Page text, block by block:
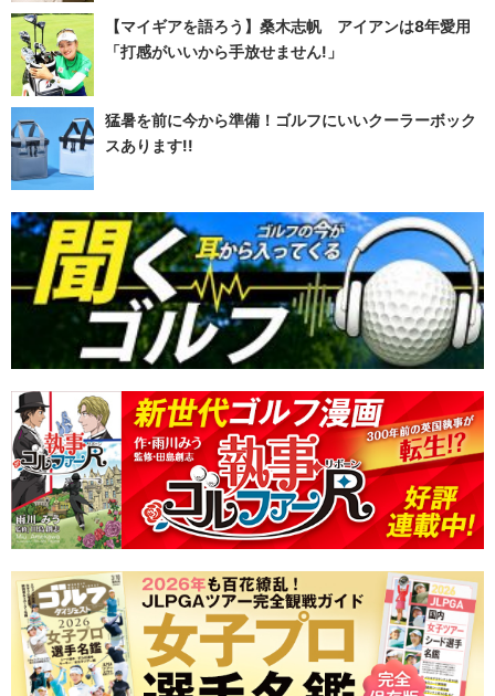
【マイギアを語ろう】桑木志帆 アイアンは8年愛用
「打感がいいから手放せません!」
猛暑を前に今から準備！ゴルフにいいクーラーボック
スあります!!